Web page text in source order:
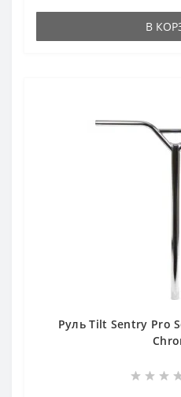
В
Руль Tilt Sentry Pro